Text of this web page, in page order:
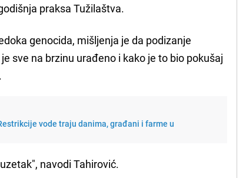
praksa Tužilaštva.
genocida, mišljenja je da podizanje
sve na brzinu urađeno i kako je to bio pokušaj
vode traju danima, građani i farme u
navodi Tahirović.